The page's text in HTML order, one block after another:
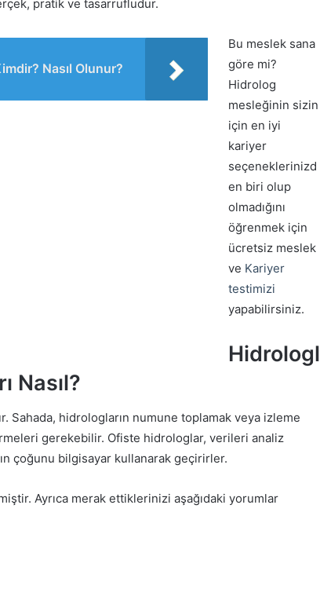
pratik ve tasarrufludur.
Nasıl Olunur?
Bu meslek sana
göre mi?
Hidrolog
mesleğinin sizin
için en iyi
kariyer
seçeneklerinizd
en biri olup
olmadığını
öğrenmek için
ücretsiz meslek
ve Kariyer
testimizi
yapabilirsiniz.
Hidrologl
Nasıl?
Sahada, hidrologların numune toplamak veya izleme
gerekebilir. Ofiste hidrologlar, verileri analiz
çoğunu bilgisayar kullanarak geçirirler.
Ayrıca merak ettiklerinizi aşağıdaki yorumlar